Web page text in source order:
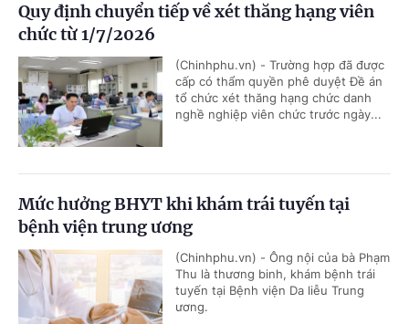
Quy định chuyển tiếp về xét thăng hạng viên
chức từ 1/7/2026
(Chinhphu.vn) - Trường hợp đã được
cấp có thẩm quyền phê duyệt Đề án
tổ chức xét thăng hạng chức danh
nghề nghiệp viên chức trước ngày...
Mức hưởng BHYT khi khám trái tuyến tại
bệnh viện trung ương
(Chinhphu.vn) - Ông nội của bà Phạm
Thu là thương binh, khám bệnh trái
tuyến tại Bệnh viện Da liễu Trung
ương.